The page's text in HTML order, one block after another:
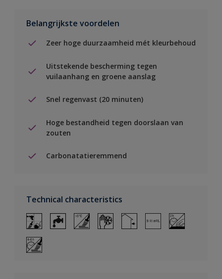
Belangrijkste voordelen
Zeer hoge duurzaamheid mét kleurbehoud
Uitstekende bescherming tegen
vuilaanhang en groene aanslag
Snel regenvast (20 minuten)
Hoge bestandheid tegen doorslaan van
zouten
Carbonatatieremmend
Technical characteristics